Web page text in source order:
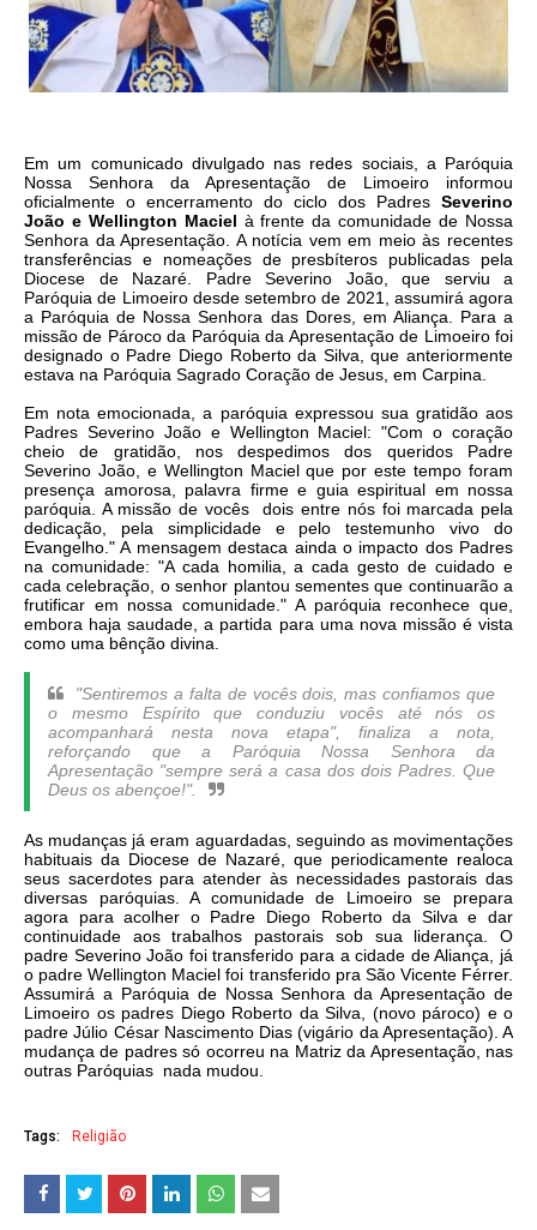
Em um comunicado divulgado nas redes sociais, a Paróquia
Nossa Senhora da Apresentação de Limoeiro informou
oficialmente o encerramento do ciclo dos Padres Severino
João e Wellington Maciel à frente da comunidade de Nossa
Senhora da Apresentação. A notícia vem em meio às recentes
transferências e nomeações de presbíteros publicadas pela
Diocese de Nazaré. Padre Severino João, que serviu a
Paróquia de Limoeiro desde setembro de 2021, assumirá agora
a Paróquia de Nossa Senhora das Dores, em Aliança. Para a
missão de Pároco da Paróquia da Apresentação de Limoeiro foi
designado o Padre Diego Roberto da Silva, que anteriormente
estava na Paróquia Sagrado Coração de Jesus, em Carpina.
Em nota emocionada, a paróquia expressou sua gratidão aos
Padres Severino João e Wellington Maciel: "Com o coração
cheio de gratidão, nos despedimos dos queridos Padre
Severino João, e Wellington Maciel que por este tempo foram
presença amorosa, palavra firme e guia espiritual em nossa
paróquia. A missão de vocês dois entre nós foi marcada pela
dedicação, pela simplicidade e pelo testemunho vivo do
Evangelho." A mensagem destaca ainda o impacto dos Padres
na comunidade: "A cada homilia, a cada gesto de cuidado e
cada celebração, o senhor plantou sementes que continuarão a
frutificar em nossa comunidade." A paróquia reconhece que,
embora haja saudade, a partida para uma nova missão é vista
como uma bênção divina.
"Sentiremos a falta de vocês dois, mas confiamos que
o mesmo Espírito que conduziu vocês até nós os
acompanhará nesta nova etapa", finaliza a nota,
reforçando que a Paróquia Nossa Senhora da
Apresentação "sempre será a casa dos dois Padres. Que
Deus os abençoe!".
As mudanças já eram aguardadas, seguindo as movimentações
habituais da Diocese de Nazaré, que periodicamente realoca
seus sacerdotes para atender às necessidades pastorais das
diversas paróquias. A comunidade de Limoeiro se prepara
agora para acolher o Padre Diego Roberto da Silva e dar
continuidade aos trabalhos pastorais sob sua liderança. O
padre Severino João foi transferido para a cidade de Aliança, já
o padre Wellington Maciel foi transferido pra São Vicente Férrer.
Assumirá a Paróquia de Nossa Senhora da Apresentação de
Limoeiro os padres Diego Roberto da Silva, (novo pároco) e o
padre Júlio César Nascimento Dias (vigário da Apresentação). A
mudança de padres só ocorreu na Matriz da Apresentação, nas
outras Paróquias nada mudou.
Tags: Religião